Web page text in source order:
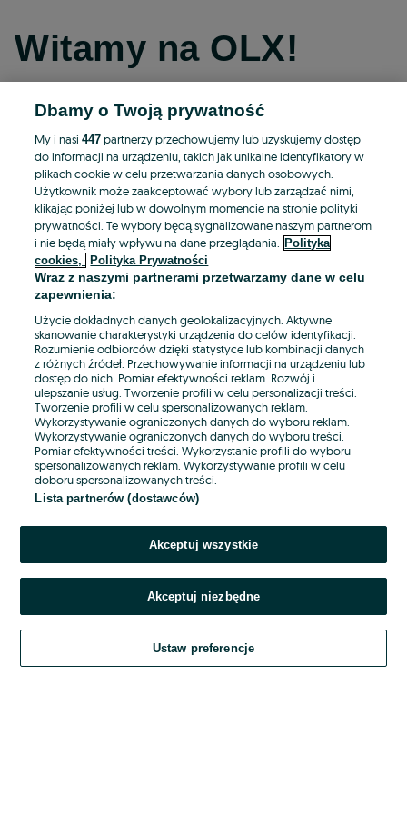
Witamy na OLX!
Kontynuuj przez Facebooka
Kontynuuj przez konto Apple
Kontynuuj przez konto Google
LUB
E-mail
Hasło
Nie pamiętasz hasła?
Zaloguj się
Kontynuując za pośrednictwem jednego z dostawców wskazanych powyżej,
Regulamin serwisu OLX.pl w jego aktualnym brzmieniu.
Dbamy o Twoją prywatność
My i nasi447 partnerzy przechowujemy lub uzyskujemy dostęp
do informacji na urządzeniu, takich jak unikalne identyfikatory w
plikach cookie w celu przetwarzania danych osobowych.
Użytkownik może zaakceptować wybory lub zarządzać nimi,
klikając poniżej lub w dowolnym momencie na stronie polityki
prywatności. Te wybory będą sygnalizowane naszym partnerom
i nie będą miały wpływu na dane przeglądania.
Polityka
cookies,
Polityka Prywatności
Wraz z naszymi partnerami przetwarzamy dane w celu
zapewnienia:
Użycie dokładnych danych geolokalizacyjnych. Aktywne
skanowanie charakterystyki urządzenia do celów identyfikacji.
Rozumienie odbiorców dzięki statystyce lub kombinacji danych
z różnych źródeł. Przechowywanie informacji na urządzeniu lub
dostęp do nich. Pomiar efektywności reklam. Rozwój i
ulepszanie usług. Tworzenie profili w celu personalizacji treści.
Tworzenie profili w celu spersonalizowanych reklam.
Wykorzystywanie ograniczonych danych do wyboru reklam.
Wykorzystywanie ograniczonych danych do wyboru treści.
Pomiar efektywności treści. Wykorzystanie profili do wyboru
spersonalizowanych reklam. Wykorzystywanie profili w celu
doboru spersonalizowanych treści.
Lista partnerów (dostawców)
Akceptuj wszystkie
Akceptuj niezbędne
Ustaw preferencje